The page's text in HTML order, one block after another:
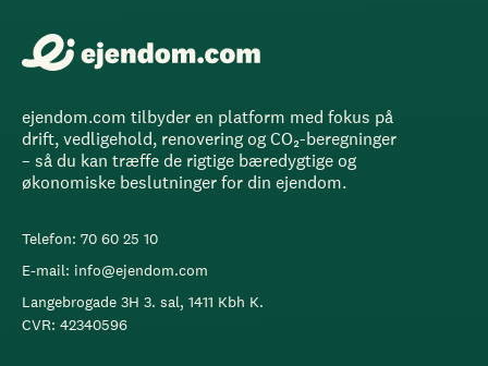
ejendom.com tilbyder en platform med fokus på
drift, vedligehold, renovering og CO₂-beregninger
– så du kan træffe de rigtige bæredygtige og
økonomiske beslutninger for din ejendom.
Telefon: 70 60 25 10
E-mail: info@ejendom.com
Langebrogade 3H 3. sal, 1411 Kbh K.
CVR: 42340596